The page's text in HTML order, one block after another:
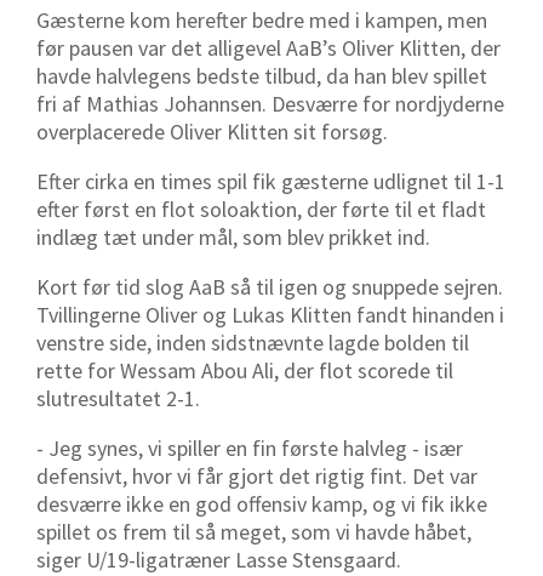
Gæsterne kom herefter bedre med i kampen, men
før pausen var det alligevel AaB’s Oliver Klitten, der
havde halvlegens bedste tilbud, da han blev spillet
fri af Mathias Johannsen. Desværre for nordjyderne
overplacerede Oliver Klitten sit forsøg.
Efter cirka en times spil fik gæsterne udlignet til 1-1
efter først en flot soloaktion, der førte til et fladt
indlæg tæt under mål, som blev prikket ind.
Kort før tid slog AaB så til igen og snuppede sejren.
Tvillingerne Oliver og Lukas Klitten fandt hinanden i
venstre side, inden sidstnævnte lagde bolden til
rette for Wessam Abou Ali, der flot scorede til
slutresultatet 2-1.
- Jeg synes, vi spiller en fin første halvleg - især
defensivt, hvor vi får gjort det rigtig fint. Det var
desværre ikke en god offensiv kamp, og vi fik ikke
spillet os frem til så meget, som vi havde håbet,
siger U/19-ligatræner Lasse Stensgaard.